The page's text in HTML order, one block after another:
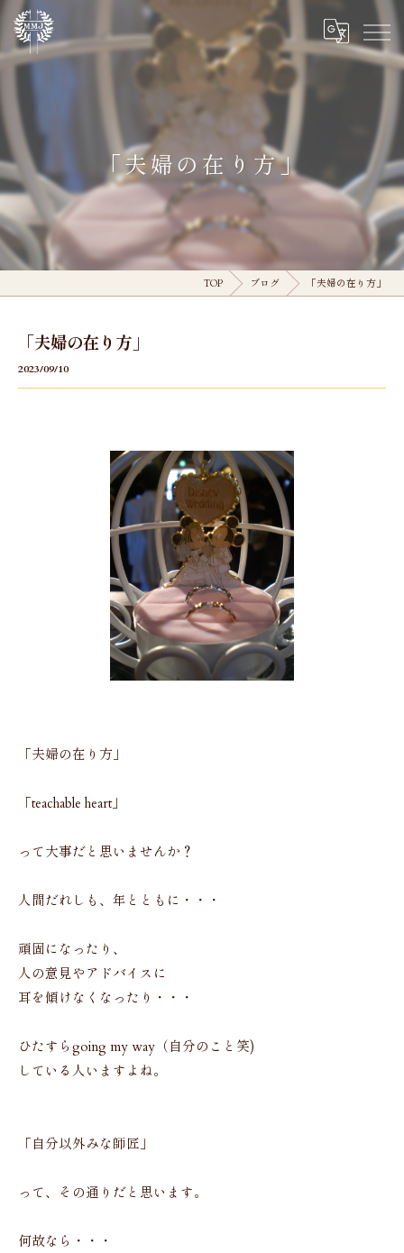
「夫婦の在り方」
TOP ブログ 「夫婦の在り方」
「夫婦の在り方」
2023/09/10
「夫婦の在り方」
「teachable heart」
って大事だと思いませんか？
人間だれしも、年とともに・・・
頑固になったり、
人の意見やアドバイスに
耳を傾けなくなったり・・・
ひたすらgoing my way（自分のこと笑)
している人いますよね。
「自分以外みな師匠」
って、その通りだと思います。
何故なら・・・